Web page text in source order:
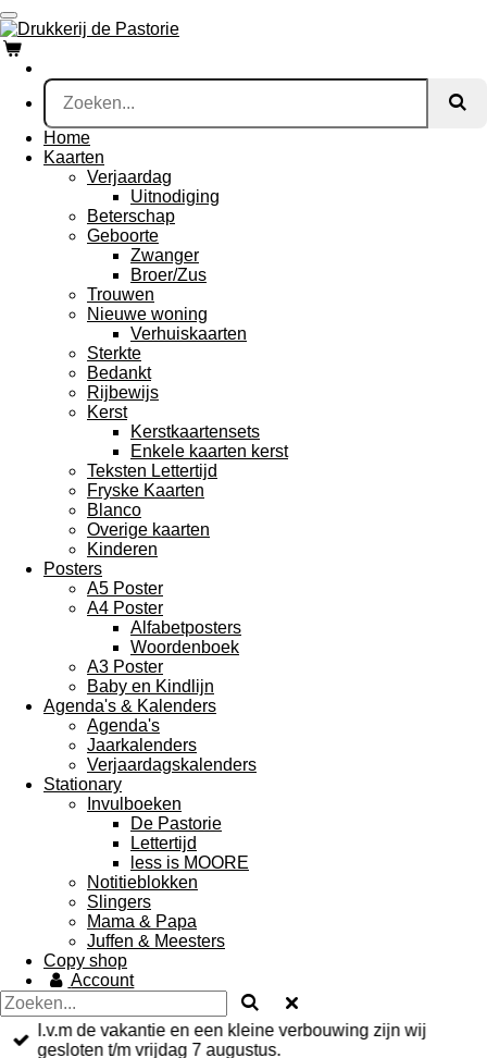
Ga
direct
naar
de
hoofdinhoud
Home
Kaarten
Verjaardag
Uitnodiging
Beterschap
Geboorte
Zwanger
Broer/Zus
Trouwen
Nieuwe woning
Verhuiskaarten
Sterkte
Bedankt
Rijbewijs
Kerst
Kerstkaartensets
Enkele kaarten kerst
Teksten Lettertijd
Fryske Kaarten
Blanco
Overige kaarten
Kinderen
Posters
A5 Poster
A4 Poster
Alfabetposters
Woordenboek
A3 Poster
Baby en Kindlijn
Agenda's & Kalenders
Agenda's
Jaarkalenders
Verjaardagskalenders
Stationary
Invulboeken
De Pastorie
Lettertijd
less is MOORE
Notitieblokken
Slingers
Mama & Papa
Juffen & Meesters
Copy shop
Account
I.v.m de vakantie en een kleine verbouwing zijn wij
gesloten t/m vrijdag 7 augustus.